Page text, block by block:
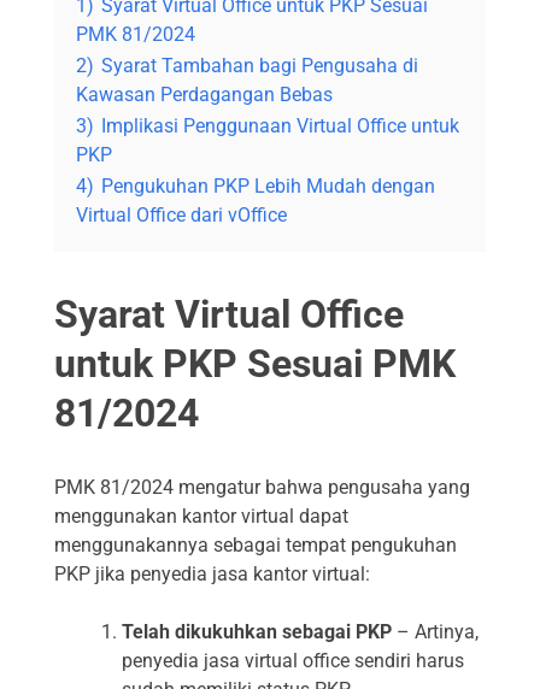
1) Syarat Virtual Office untuk PKP Sesuai
PMK 81/2024
2) Syarat Tambahan bagi Pengusaha di
Kawasan Perdagangan Bebas
3) Implikasi Penggunaan Virtual Office untuk
PKP
4) Pengukuhan PKP Lebih Mudah dengan
Virtual Office dari vOffice
Syarat Virtual Office
untuk PKP Sesuai PMK
81/2024
PMK 81/2024 mengatur bahwa pengusaha yang
menggunakan kantor virtual dapat
menggunakannya sebagai tempat pengukuhan
PKP jika penyedia jasa kantor virtual:
Telah dikukuhkan sebagai PKP – Artinya,
penyedia jasa virtual office sendiri harus